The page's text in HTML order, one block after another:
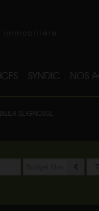
SYNDIC NOS
SEIGNOSSE
Type